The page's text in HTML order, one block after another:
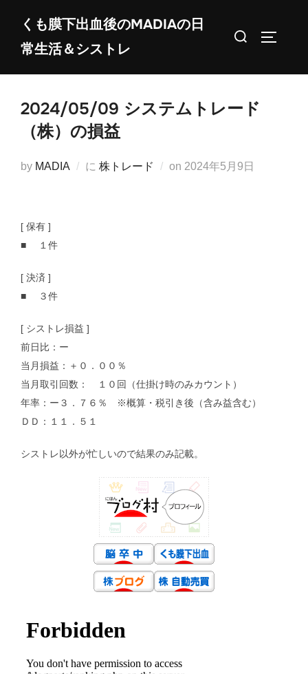
くも膜下出血後のMADIAの日
常生活＆シストレ
検
2024/05/09 システムトレード
（株）の損益
by MADIA に 株トレード on 投
2024年5月9日
[ 保有 ]
■ １件
[ 決済 ]
■ ３件
[ シストレ損益 ]
前日比：ー
当月損益：＋０．００％
当月取引回数： １０回（仕掛け時のみカウント）
年率：ー３．７６％ ※概算・税引き後（含み益含む）
ＤＤ：１１．５１
シストレ以外が忙しいので結果のみ記載。